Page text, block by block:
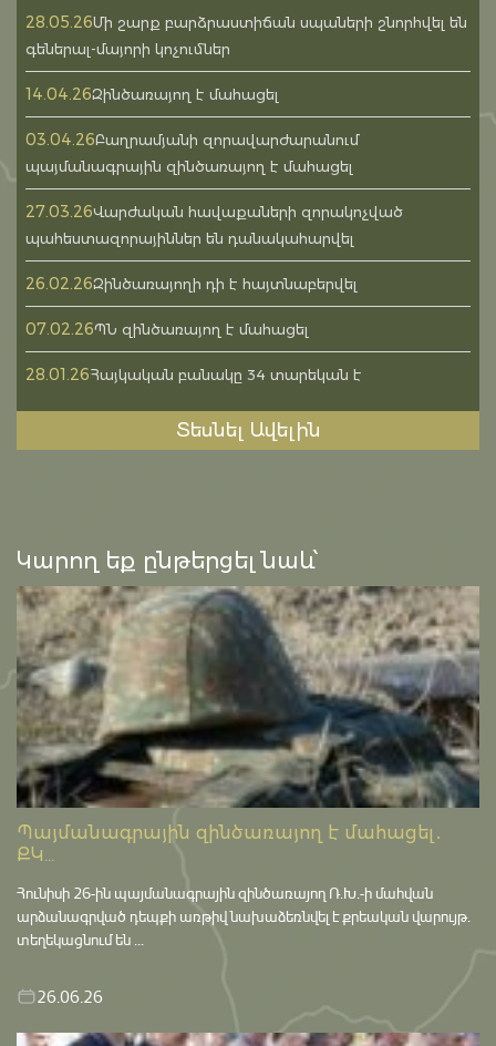
28.05.26Մի շարք բարձրաստիճան սպաների շնորհվել են
գեներալ-մայորի կոչումներ
14.04.26Զինծառայող է մահացել
03.04.26Բաղրամյանի զորավարժարանում
պայմանագրային զինծառայող է մահացել
27.03.26Վարժական հավաքաների զորակոչված
պահեստազորայիններ են դանակահարվել
26.02.26Զինծառայողի դի է հայտնաբերվել
07.02.26ՊՆ զինծառայող է մահացել
28.01.26Հայկական բանակը 34 տարեկան է
Տեսնել Ավելին
Կարող եք ընթերցել նաև՝
Պայմանագրային զինծառայող է մահացել․
ՔԿ...
Հունիսի 26-ին պայմանագրային զինծառայող Ռ.Խ.-ի մահվան
արձանագրված դեպքի առթիվ նախաձեռնվել է քրեական վարույթ․
տեղեկացնում են ...
26.06.26